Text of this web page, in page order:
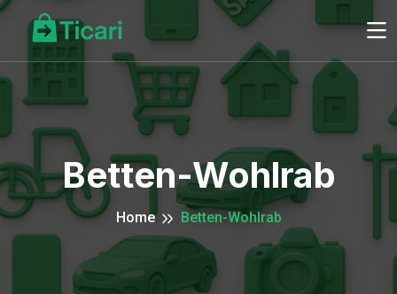
Betten-Wohlrab
Home Betten-Wohlrab